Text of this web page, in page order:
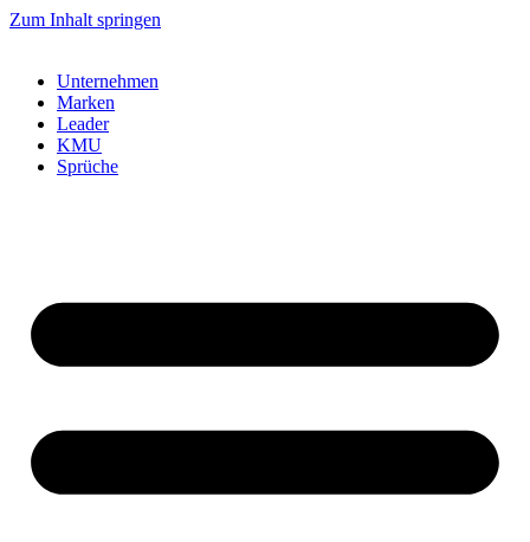
Zum Inhalt springen
Unternehmen
Marken
Leader
KMU
Sprüche